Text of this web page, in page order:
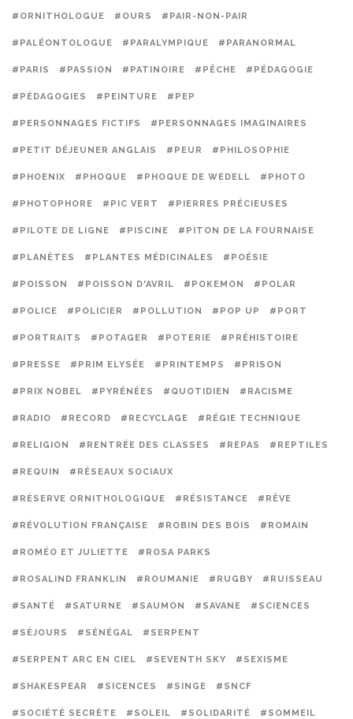
#ORNITHOLOGUE #OURS #PAIR-NON-PAIR
#PALÉONTOLOGUE #PARALYMPIQUE #PARANORMAL
#PARIS #PASSION #PATINOIRE #PÊCHE #PÉDAGOGIE
#PÉDAGOGIES #PEINTURE #PEP
#PERSONNAGES FICTIFS #PERSONNAGES IMAGINAIRES
#PETIT DÉJEUNER ANGLAIS #PEUR #PHILOSOPHIE
#PHOENIX #PHOQUE #PHOQUE DE WEDELL #PHOTO
#PHOTOPHORE #PIC VERT #PIERRES PRÉCIEUSES
#PILOTE DE LIGNE #PISCINE #PITON DE LA FOURNAISE
#PLANÈTES #PLANTES MÉDICINALES #POÉSIE
#POISSON #POISSON D'AVRIL #POKEMON #POLAR
#POLICE #POLICIER #POLLUTION #POP UP #PORT
#PORTRAITS #POTAGER #POTERIE #PRÉHISTOIRE
#PRESSE #PRIM ELYSÉE #PRINTEMPS #PRISON
#PRIX NOBEL #PYRÉNÉES #QUOTIDIEN #RACISME
#RADIO #RECORD #RECYCLAGE #RÉGIE TECHNIQUE
#RELIGION #RENTRÉE DES CLASSES #REPAS #REPTILES
#REQUIN #RÉSEAUX SOCIAUX
#RÉSERVE ORNITHOLOGIQUE #RÉSISTANCE #RÊVE
#RÉVOLUTION FRANÇAISE #ROBIN DES BOIS #ROMAIN
#ROMÉO ET JULIETTE #ROSA PARKS
#ROSALIND FRANKLIN #ROUMANIE #RUGBY #RUISSEAU
#SANTÉ #SATURNE #SAUMON #SAVANE #SCIENCES
#SÉJOURS #SÉNÉGAL #SERPENT
#SERPENT ARC EN CIEL #SEVENTH SKY #SEXISME
#SHAKESPEAR #SICENCES #SINGE #SNCF
#SOCIÉTÉ SECRÈTE #SOLEIL #SOLIDARITÉ #SOMMEIL